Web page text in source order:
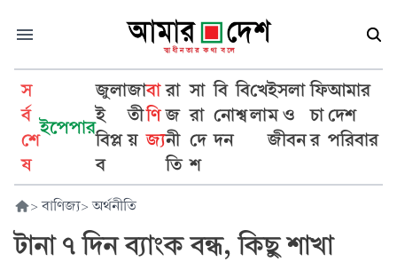
স
র্ব
শে
ষ
ইপেপার
জুলা
ই
বিপ্ল
ব
জা
তী
য়
বা
ণি
জ্য
রা
জ
নী
তি
সা
রা
দে
শ
বি
নো
দন
বি
শ্ব
খে
লা
ইসলা
ম ও
জীবন
ফি
চা
র
আমার
দেশ
পরিবার
> বাণিজ্য> অর্থনীতি
টানা ৭ দিন ব্যাংক বন্ধ, কিছু শাখা